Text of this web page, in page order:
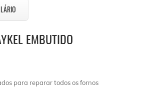
EMBUTIDO
para reparar todos os fornos